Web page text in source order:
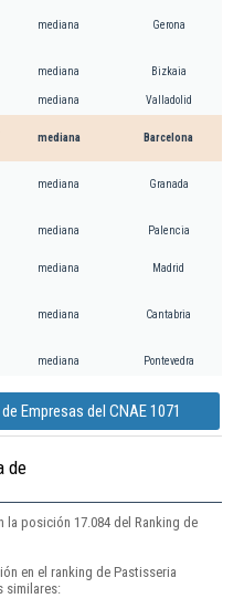
mediana Gerona
mediana Bizkaia
mediana Valladolid
mediana Barcelona
mediana Granada
mediana Palencia
mediana Madrid
mediana Cantabria
mediana Pontevedra
Empresas del CNAE 1071
de
la posición 17.084 del Ranking de
en el ranking de Pastisseria
similares: